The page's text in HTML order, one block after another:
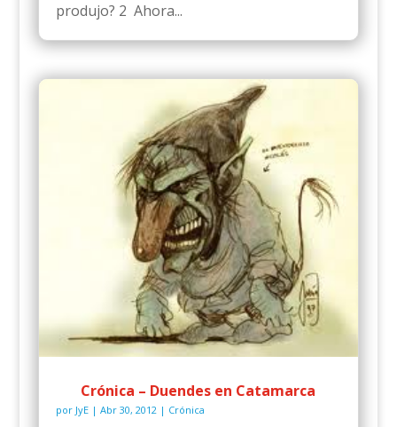
produjo? 2 Ahora...
Crónica – Duendes en Catamarca
por JyE| Abr 30, 2012 | Crónica